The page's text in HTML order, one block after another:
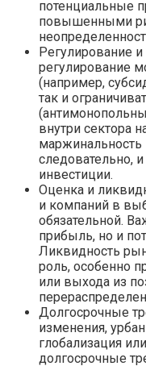
потенциальные
повышенными
Регулирование
регулирование
(например,
так и
внутри сектора
следовательно,
инвестиции.
Оценка и
и компаний в
обязательной.
прибыль, но и
Ликвидность
роль, особенно
или выхода из
Долгосрочные
изменения,
глобализация
долгосрочные